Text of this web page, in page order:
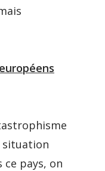
situation
ce pays, on